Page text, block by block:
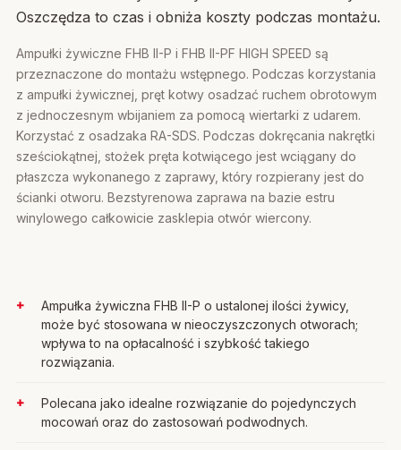
Oszczędza to czas i obniża koszty podczas montażu.
Ampułki żywiczne FHB II-P i FHB II-PF HIGH SPEED są
przeznaczone do montażu wstępnego. Podczas korzystania
z ampułki żywicznej, pręt kotwy osadzać ruchem obrotowym
z jednoczesnym wbijaniem za pomocą wiertarki z udarem.
Korzystać z osadzaka RA-SDS. Podczas dokręcania nakrętki
sześciokątnej, stożek pręta kotwiącego jest wciągany do
płaszcza wykonanego z zaprawy, który rozpierany jest do
ścianki otworu. Bezstyrenowa zaprawa na bazie estru
winylowego całkowicie zasklepia otwór wiercony.
Ampułka żywiczna FHB II-P o ustalonej ilości żywicy,
może być stosowana w nieoczyszczonych otworach;
wpływa to na opłacalność i szybkość takiego
rozwiązania.
Polecana jako idealne rozwiązanie do pojedynczych
mocowań oraz do zastosowań podwodnych.